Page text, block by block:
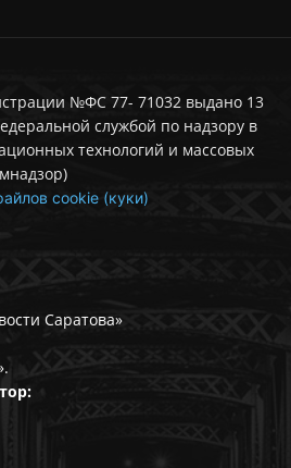
№ФС 77- 71032 выдано 13
службой по надзору в
технологий и массовых
cookie (куки)
Саратова»